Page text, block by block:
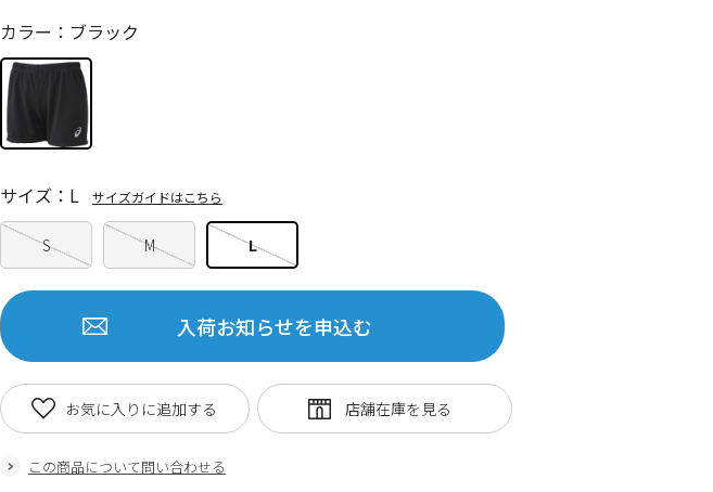
カラー：ブラック
S M L
サイズ：L サイズガイドはこちら
入荷お知らせを申込む
この商品について問い合わせる
お気に入りに追加する